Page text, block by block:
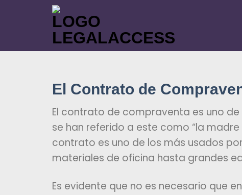
El Contrato de
El contrato de compraventa es uno
se han referido a este como “la
contrato es uno de los más usados
materiales de oficina hasta grandes
Es evidente que no es necesario que